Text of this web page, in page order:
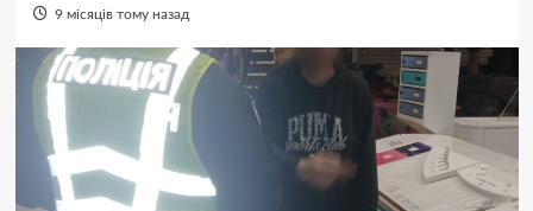
9 місяців тому назад